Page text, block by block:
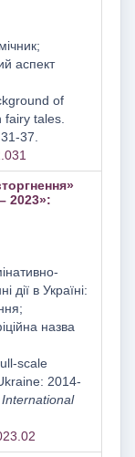
аспект
of
tales.
37.
2023»:
дії в Україні:
назва
scale
2014-
International